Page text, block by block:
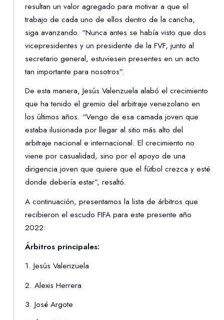
resultan un valor agregado para motivar a que el
trabajo de cada uno de ellos dentro de la cancha,
siga avanzando. “Nunca antes se había visto que dos
vicepresidentes y un presidente de la FVF, junto al
secretario general, estuviesen presentes en un acto
tan importante para nosotros”.
De esta manera, Jesús Valenzuela alabó el crecimiento
que ha tenido el gremio del arbitraje venezolano en
los últimos años. “Vengo de esa camada joven que
estaba ilusionada por llegar al sitio más alto del
arbitraje nacional e internacional. El crecimiento no
viene por casualidad, sino por el apoyo de una
dirigencia joven que quiere que el fútbol crezca y esté
donde debería estar”, resaltó.
A continuación, presentamos la lista de árbitros que
recibieron el escudo FIFA para este presente año
2022:
Árbitros principales:
1. Jesús Valenzuela
2. Alexis Herrera
3. José Argote